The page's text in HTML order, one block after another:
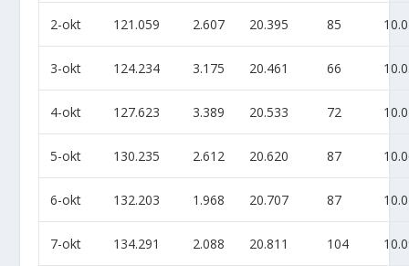
2-okt 121.059 2.607 20.395 85
3-okt 124.234 3.175 20.461 66
4-okt 127.623 3.389 20.533 72
5-okt 130.235 2.612 20.620 87
6-okt 132.203 1.968 20.707 87
7-okt 134.291 2.088 20.811 104